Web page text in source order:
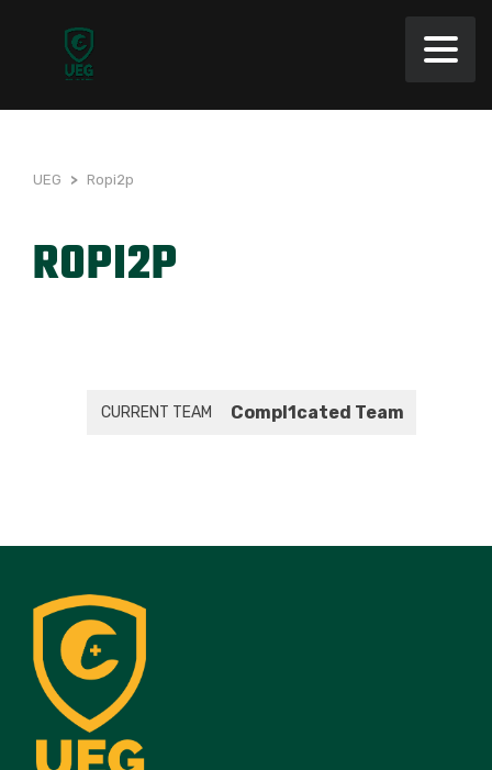
UEG > Ropi2p
ROPI2P
CURRENT TEAM Compl1cated Team